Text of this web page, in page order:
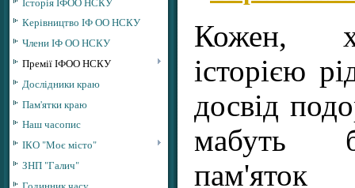
Керівництво ІФ ОО НСКУ
Члени ІФ ОО НСКУ
Премії ІФОО НСКУ
Дослідники краю
Пам'ятки краю
Наш часопис
ІКО "Моє місто"
ЗНП "Галич"
Кожен,
історією
досвід
мабуть